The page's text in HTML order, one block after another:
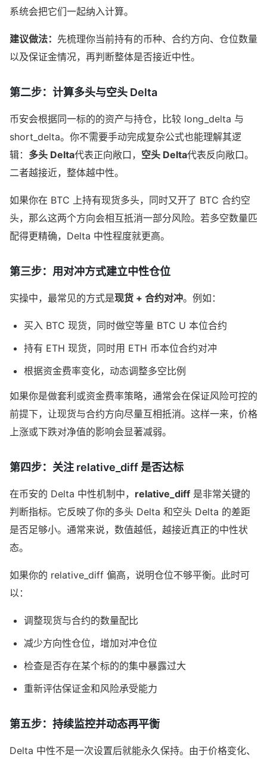
系统会把它们一起纳入计算。
建议做法： 先梳理你当前持有的币种、合约方向、仓位数量
以及保证金情况，再判断整体是否接近中性。
第二步：计算多头与空头 Delta
币安会根据同一标的的资产与持仓，比较 long_delta 与
short_delta。你不需要手动完成复杂公式也能理解其逻
辑： 多头 Delta代表正向敞口， 空头 Delta代表反向敞口。
二者越接近，整体越中性。
如果你在 BTC 上持有现货多头，同时又开了 BTC 合约空
头，那么这两个方向会相互抵消一部分风险。若多空数量匹
配得更精确，Delta 中性程度就更高。
第三步：用对冲方式建立中性仓位
实操中，最常见的方式是现货 + 合约对冲。例如：
买入 BTC 现货，同时做空等量 BTC U 本位合约
持有 ETH 现货，同时用 ETH 币本位合约对冲
根据资金费率变化，动态调整多空比例
如果你是做套利或资金费率策略，通常会在保证风险可控的
前提下，让现货与合约方向尽量互相抵消。这样一来，价格
上涨或下跌对净值的影响会显著减弱。
第四步：关注 relative_diff 是否达标
在币安的 Delta 中性机制中， relative_diff 是非常关键的
判断指标。它反映了你的多头 Delta 和空头 Delta 的差距
是否足够小。通常来说，数值越低，越接近真正的中性状
态。
如果你的 relative_diff 偏高，说明仓位不够平衡。此时可
以：
调整现货与合约的数量配比
减少方向性仓位，增加对冲仓位
检查是否存在某个标的的集中暴露过大
重新评估保证金和风险承受能力
第五步：持续监控并动态再平衡
Delta 中性不是一次设置后就能永久保持。由于价格变化、